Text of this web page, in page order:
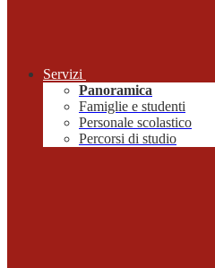
Servizi
Panoramica
Famiglie e studenti
Personale scolastico
Percorsi di studio